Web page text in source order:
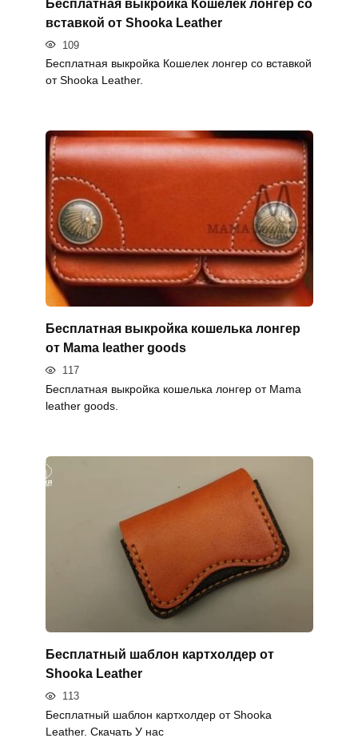
Бесплатная выкройка Кошелек лонгер со
вставкой от Shooka Leather
109
Бесплатная выкройка Кошелек лонгер со вставкой
от Shooka Leather.
Бесплатная выкройка кошелька лонгер
от Mama leather goods
117
Бесплатная выкройка кошелька лонгер от Mama
leather goods.
Бесплатный шаблон картхолдер от
Shooka Leather
113
Бесплатный шаблон картхолдер от Shooka
Leather. Скачать У нас